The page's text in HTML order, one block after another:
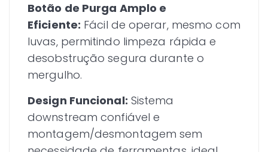
Botão de Purga Amplo e
Eficiente: Fácil de operar, mesmo com
luvas, permitindo limpeza rápida e
desobstrução segura durante o
mergulho.
Design Funcional: Sistema
downstream confiável e
montagem/desmontagem sem